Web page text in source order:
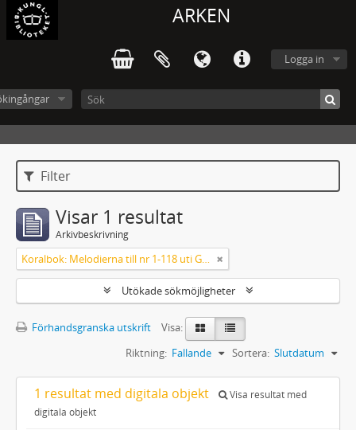
ARKEN
Logga in
Filter
Visar 1 resultat
Arkivbeskrivning
Koralbok: Melodierna till nr 1-118 uti Gamla Psalmboken, enstämmigt satta
Utökade sökmöjligheter
Förhandsgranska utskrift
Visa:
Sortera: Slutdatum
Riktning: Fallande
1 resultat med digitala objekt
Visa resultat med
digitala objekt